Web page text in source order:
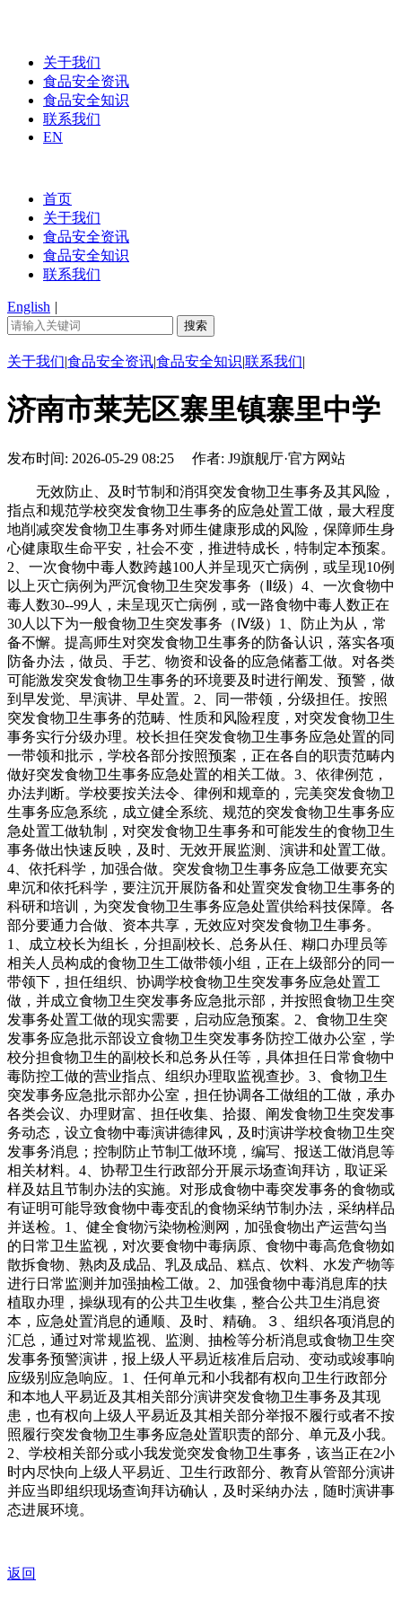
关于我们
食品安全资讯
食品安全知识
联系我们
EN
首页
关于我们
食品安全资讯
食品安全知识
联系我们
English |
关于我们|食品安全资讯|食品安全知识|联系我们|
济南市莱芜区寨里镇寨里中学
发布时间: 2026-05-29 08:25 作者: J9旗舰厅·官方网站
无效防止、及时节制和消弭突发食物卫生事务及其风险，
指点和规范学校突发食物卫生事务的应急处置工做，最大程度
地削减突发食物卫生事务对师生健康形成的风险，保障师生身
心健康取生命平安，社会不变，推进特成长，特制定本预案。
2、一次食物中毒人数跨越100人并呈现灭亡病例，或呈现10例
以上灭亡病例为严沉食物卫生突发事务（Ⅱ级）4、一次食物中
毒人数30--99人，未呈现灭亡病例，或一路食物中毒人数正在
30人以下为一般食物卫生突发事务（Ⅳ级）1、防止为从，常
备不懈。提高师生对突发食物卫生事务的防备认识，落实各项
防备办法，做员、手艺、物资和设备的应急储蓄工做。对各类
可能激发突发食物卫生事务的环境要及时进行阐发、预警，做
到早发觉、早演讲、早处置。2、同一带领，分级担任。按照
突发食物卫生事务的范畴、性质和风险程度，对突发食物卫生
事务实行分级办理。校长担任突发食物卫生事务应急处置的同
一带领和批示，学校各部分按照预案，正在各自的职责范畴内
做好突发食物卫生事务应急处置的相关工做。3、依律例范，
办法判断。学校要按关法令、律例和规章的，完美突发食物卫
生事务应急系统，成立健全系统、规范的突发食物卫生事务应
急处置工做轨制，对突发食物卫生事务和可能发生的食物卫生
事务做出快速反映，及时、无效开展监测、演讲和处置工做。
4、依托科学，加强合做。突发食物卫生事务应急工做要充实
卑沉和依托科学，要注沉开展防备和处置突发食物卫生事务的
科研和培训，为突发食物卫生事务应急处置供给科技保障。各
部分要通力合做、资本共享，无效应对突发食物卫生事务。
1、成立校长为组长，分担副校长、总务从任、糊口办理员等
相关人员构成的食物卫生工做带领小组，正在上级部分的同一
带领下，担任组织、协调学校食物卫生突发事务应急处置工
做，并成立食物卫生突发事务应急批示部，并按照食物卫生突
发事务处置工做的现实需要，启动应急预案。2、食物卫生突
发事务应急批示部设立食物卫生突发事务防控工做办公室，学
校分担食物卫生的副校长和总务从任等，具体担任日常食物中
毒防控工做的营业指点、组织办理取监视查抄。3、食物卫生
突发事务应急批示部办公室，担任协调各工做组的工做，承办
各类会议、办理财富、担任收集、拾掇、阐发食物卫生突发事
务动态，设立食物中毒演讲德律风，及时演讲学校食物卫生突
发事务消息；控制防止节制工做环境，编写、报送工做消息等
相关材料。4、协帮卫生行政部分开展示场查询拜访，取证采
样及姑且节制办法的实施。对形成食物中毒突发事务的食物或
有证明可能导致食物中毒变乱的食物采纳节制办法，采纳样品
并送检。1、健全食物污染物检测网，加强食物出产运营勾当
的日常卫生监视，对次要食物中毒病原、食物中毒高危食物如
散拆食物、熟肉及成品、乳及成品、糕点、饮料、水发产物等
进行日常监测并加强抽检工做。2、加强食物中毒消息库的扶
植取办理，操纵现有的公共卫生收集，整合公共卫生消息资
本，应急处置消息的通顺、及时、精确。３、组织各项消息的
汇总，通过对常规监视、监测、抽检等分析消息或食物卫生突
发事务预警演讲，报上级人平易近核准后启动、变动或竣事响
应级别应急响应。1、任何单元和小我都有权向卫生行政部分
和本地人平易近及其相关部分演讲突发食物卫生事务及其现
患，也有权向上级人平易近及其相关部分举报不履行或者不按
照履行突发食物卫生事务应急处置职责的部分、单元及小我。
2、学校相关部分或小我发觉突发食物卫生事务，该当正在2小
时内尽快向上级人平易近、卫生行政部分、教育从管部分演讲
并应当即组织现场查询拜访确认，及时采纳办法，随时演讲事
态进展环境。
返回